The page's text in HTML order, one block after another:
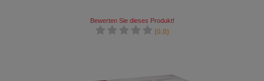
Bewerten Sie dieses Produkt!
(0.0)